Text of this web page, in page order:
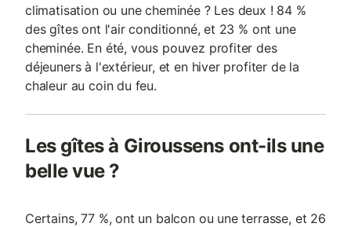
climatisation ou une cheminée ? Les deux ! 84 %
des gîtes ont l'air conditionné, et 23 % ont une
cheminée. En été, vous pouvez profiter des
déjeuners à l'extérieur, et en hiver profiter de la
chaleur au coin du feu.
Les gîtes à Giroussens ont-ils une
belle vue ?
Certains, 77 %, ont un balcon ou une terrasse, et 26